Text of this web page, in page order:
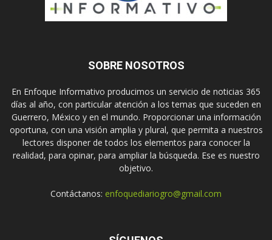
SOBRE NOSOTROS
En Enfoque Informativo producimos un servicio de noticias 365
días al año, con particular atención a los temas que suceden en
Guerrero, México y en el mundo. Proporcionar una información
oportuna, con una visión amplia y plural, que permita a nuestros
lectores disponer de todos los elementos para conocer la
realidad, para opinar, para ampliar la búsqueda. Ese es nuestro
objetivo.
Contáctanos: enfoquediariogro@gmail.com